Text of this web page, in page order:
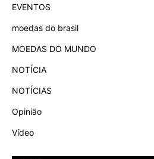
EVENTOS
moedas do brasil
MOEDAS DO MUNDO
NOTÍCIA
NOTÍCIAS
Opinião
Vídeo